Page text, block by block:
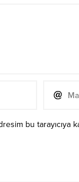
bu tarayıcıya